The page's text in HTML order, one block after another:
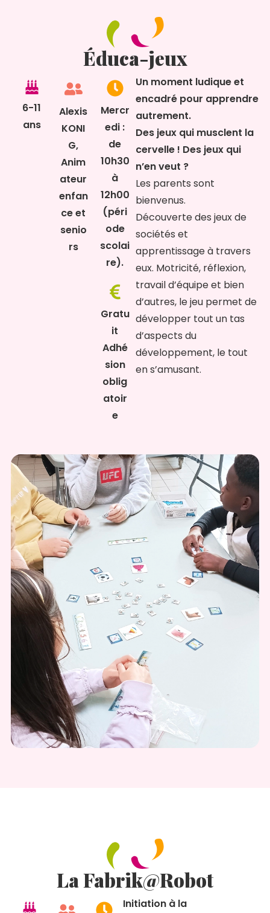
Éduca-jeux
6-11
ans
Alexis
KONI
G,
Anim
ateur
enfan
ce et
senio
rs
Mercr
edi :
de
10h30
à
12h00
(péri
ode
scolai
re).
Gratu
it
Adhé
sion
oblig
atoir
e
Un moment ludique et
encadré pour apprendre
autrement.
Des jeux qui musclent la
cervelle ! Des jeux qui
n’en veut ?
Les parents sont
bienvenus.
Découverte des jeux de
sociétés et
apprentissage à travers
eux. Motricité, réflexion,
travail d’équipe et bien
d’autres, le jeu permet de
développer tout un tas
d’aspects du
développement, le tout
en s’amusant.
La Fabrik@Robot
Initiation à la